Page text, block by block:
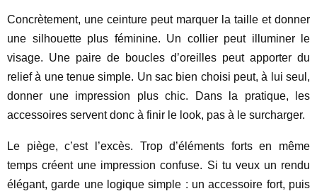
Concrètement, une ceinture peut marquer la taille et donner
une silhouette plus féminine. Un collier peut illuminer le
visage. Une paire de boucles d’oreilles peut apporter du
relief à une tenue simple. Un sac bien choisi peut, à lui seul,
donner une impression plus chic. Dans la pratique, les
accessoires servent donc à finir le look, pas à le surcharger.
Le piège, c’est l’excès. Trop d’éléments forts en même
temps créent une impression confuse. Si tu veux un rendu
élégant, garde une logique simple : un accessoire fort, puis